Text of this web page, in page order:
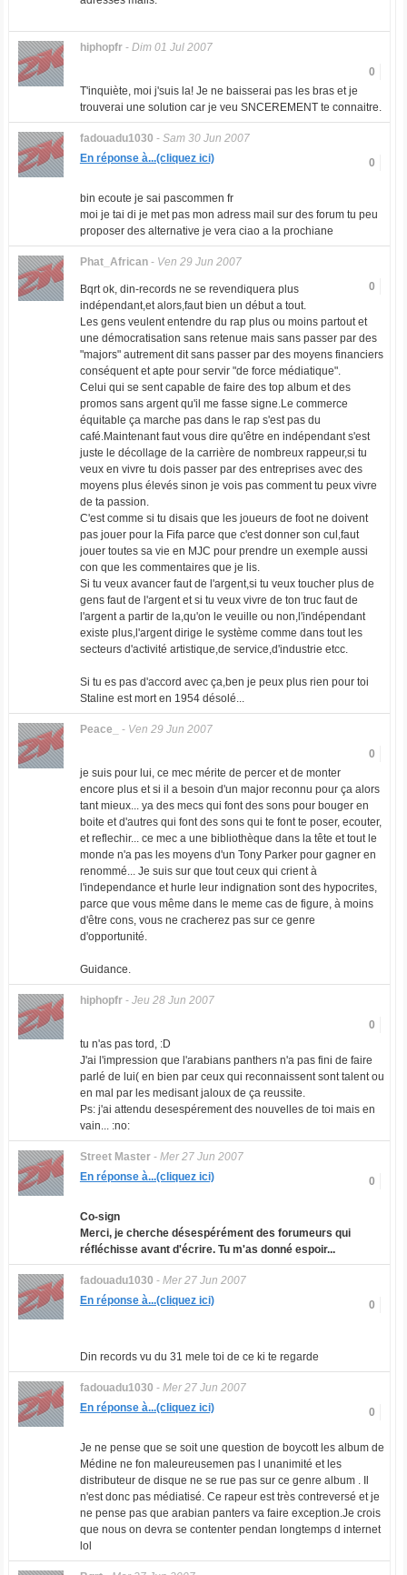
hiphopfr- Dim 01 Jul 2007
0
T'inquiète, moi j'suis la! Je ne baisserai pas les bras et je
trouverai une solution car je veu SNCEREMENT te connaitre.
fadouadu1030 - Sam 30 Jun 2007
0
En réponse à...(cliquez ici)
bin ecoute je sai pascommen fr
moi je tai di je met pas mon adress mail sur des forum tu peu
proposer des alternative je vera ciao a la prochiane
Phat_African- Ven 29 Jun 2007
0
Bqrt ok, din-records ne se revendiquera plus
indépendant,et alors,faut bien un début a tout.
Les gens veulent entendre du rap plus ou moins partout et
une démocratisation sans retenue mais sans passer par des
"majors" autrement dit sans passer par des moyens financiers
conséquent et apte pour servir "de force médiatique".
Celui qui se sent capable de faire des top album et des
promos sans argent qu'il me fasse signe.Le commerce
équitable ça marche pas dans le rap s'est pas du
café.Maintenant faut vous dire qu'être en indépendant s'est
juste le décollage de la carrière de nombreux rappeur,si tu
veux en vivre tu dois passer par des entreprises avec des
moyens plus élevés sinon je vois pas comment tu peux vivre
de ta passion.
C'est comme si tu disais que les joueurs de foot ne doivent
pas jouer pour la Fifa parce que c'est donner son cul,faut
jouer toutes sa vie en MJC pour prendre un exemple aussi
con que les commentaires que je lis.
Si tu veux avancer faut de l'argent,si tu veux toucher plus de
gens faut de l'argent et si tu veux vivre de ton truc faut de
l'argent a partir de la,qu'on le veuille ou non,l'indépendant
existe plus,l'argent dirige le système comme dans tout les
secteurs d'activité artistique,de service,d'industrie etcc.
Si tu es pas d'accord avec ça,ben je peux plus rien pour toi
Staline est mort en 1954 désolé...
Peace_ - Ven 29 Jun 2007
0
je suis pour lui, ce mec mérite de percer et de monter
encore plus et si il a besoin d'un major reconnu pour ça alors
tant mieux... ya des mecs qui font des sons pour bouger en
boite et d'autres qui font des sons qui te font te poser, ecouter,
et reflechir... ce mec a une bibliothèque dans la tête et tout le
monde n'a pas les moyens d'un Tony Parker pour gagner en
renommé... Je suis sur que tout ceux qui crient à
l'independance et hurle leur indignation sont des hypocrites,
parce que vous même dans le meme cas de figure, à moins
d'être cons, vous ne cracherez pas sur ce genre
d'opportunité.
Guidance.
hiphopfr- Jeu 28 Jun 2007
0
tu n'as pas tord, :D
J'ai l'impression que l'arabians panthers n'a pas fini de faire
parlé de lui( en bien par ceux qui reconnaissent sont talent ou
en mal par les medisant jaloux de ça reussite.
Ps: j'ai attendu desespérement des nouvelles de toi mais en
vain... :no:
Street Master- Mer 27 Jun 2007
0
En réponse à...(cliquez ici)
Co-sign
Merci, je cherche désespérément des forumeurs qui
réfléchisse avant d'écrire. Tu m'as donné espoir...
fadouadu1030 - Mer 27 Jun 2007
0
En réponse à...(cliquez ici)
Din records vu du 31 mele toi de ce ki te regarde
fadouadu1030 - Mer 27 Jun 2007
0
En réponse à...(cliquez ici)
Je ne pense que se soit une question de boycott les album de
Médine ne fon maleureusemen pas l unanimité et les
distributeur de disque ne se rue pas sur ce genre album . Il
n'est donc pas médiatisé. Ce rapeur est très contreversé et je
ne pense pas que arabian panters va faire exception.Je crois
que nous on devra se contenter pendan longtemps d internet
lol